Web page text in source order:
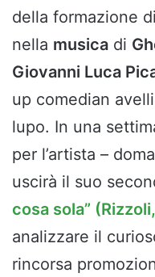
della formazione di
nella musica di
Giovanni Luca
up comedian
lupo. In una
per l’artista –
uscirà il suo
cosa sola”
analizzare il
rincorsa